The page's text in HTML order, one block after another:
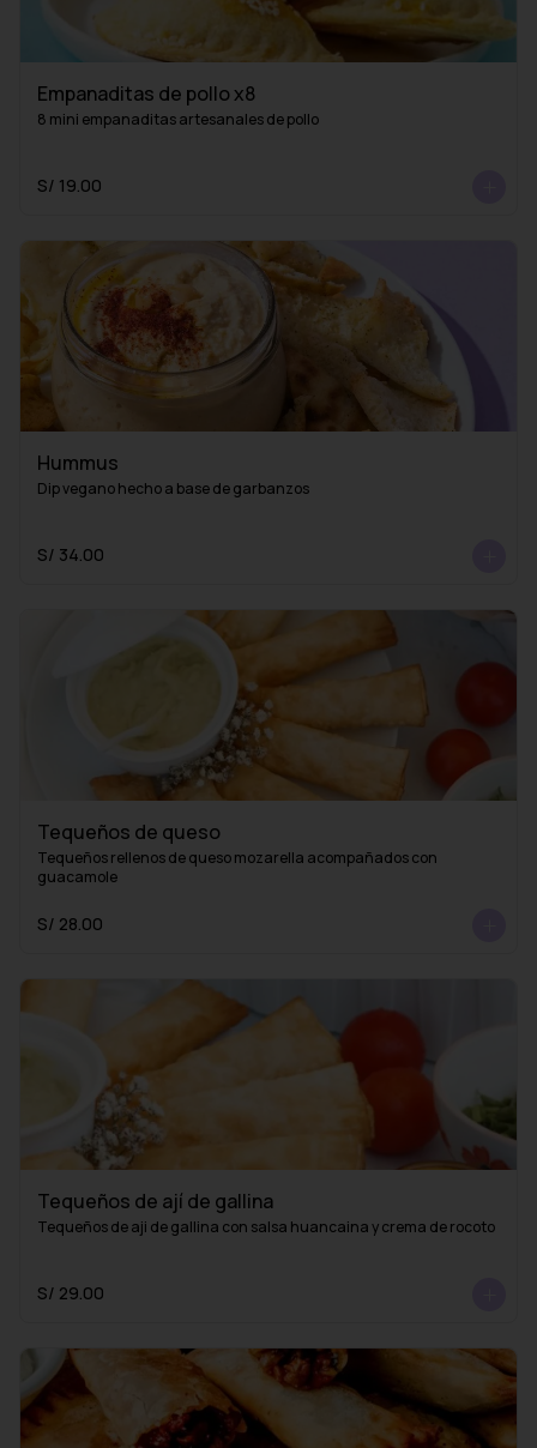
Empanaditas de pollo x8
8 mini empanaditas artesanales de pollo
S/ 19.00
Hummus
Dip vegano hecho a base de garbanzos
S/ 34.00
Tequeños de queso
Tequeños rellenos de queso mozarella acompañados con
guacamole
S/ 28.00
Tequeños de ají de gallina
Tequeños de aji de gallina con salsa huancaina y crema de rocoto
S/ 29.00